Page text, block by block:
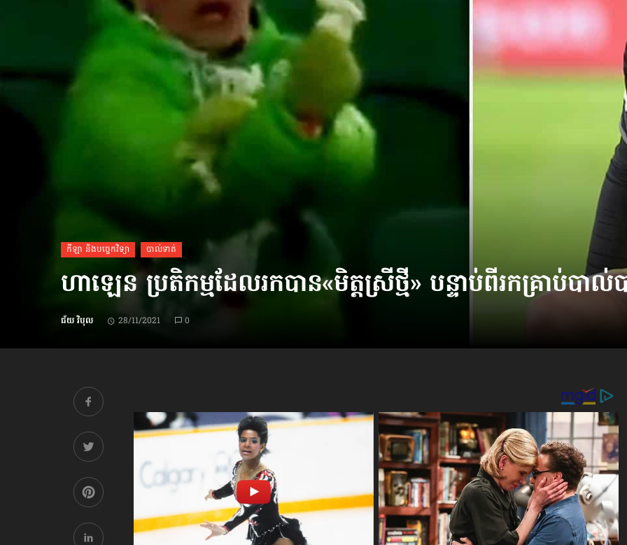
កីឡា និងបច្ចេកវិទ្យា បាល់ទាត់
ហាឡេន ប្រតិកម្ម​ដែលរកបាន​«មិត្តស្រីថ្មី» បន្ទាប់ពីរក​គ្រាប់បាល់
ជ័យ វិបុល 28/11/2021 0
ចរិតថោក»​ស្លៀកពាក់
ប្រពៃណី​«ដេញប្រុស»
ចាកចេញពីក្រុម ប៉ារីស